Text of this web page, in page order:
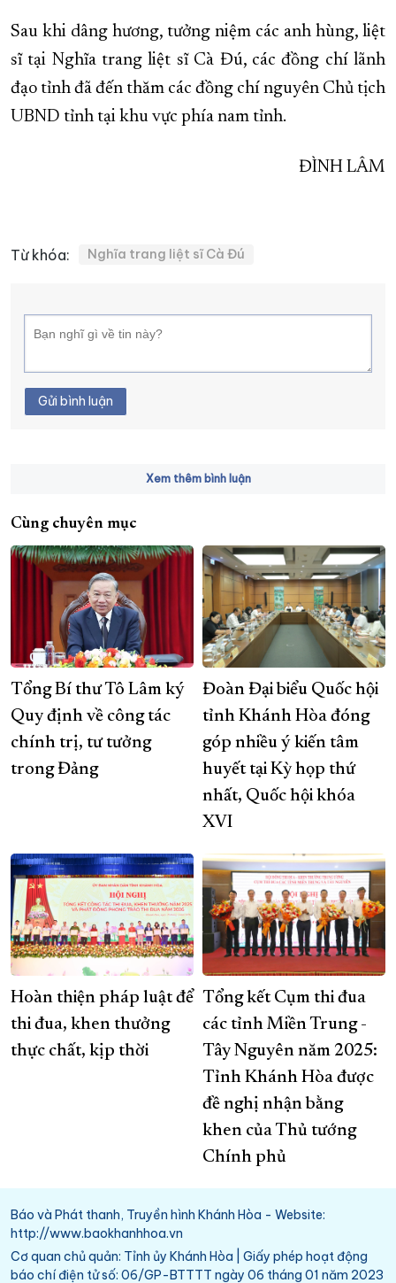
Sau khi dâng hương, tưởng niệm các anh hùng, liệt
sĩ tại Nghĩa trang liệt sĩ Cà Đú, các đồng chí lãnh
đạo tỉnh đã đến thăm các đồng chí nguyên Chủ tịch
UBND tỉnh tại khu vực phía nam tỉnh.
ĐÌNH LÂM
Từ khóa: Nghĩa trang liệt sĩ Cà Đú
Gửi bình luận
Xem thêm bình luận
Cùng chuyên mục
Tổng Bí thư Tô Lâm ký
Quy định về công tác
chính trị, tư tưởng
trong Đảng
Đoàn Đại biểu Quốc hội
tỉnh Khánh Hòa đóng
góp nhiều ý kiến tâm
huyết tại Kỳ họp thứ
nhất, Quốc hội khóa
XVI
Hoàn thiện pháp luật để
thi đua, khen thưởng
thực chất, kịp thời
Tổng kết Cụm thi đua
các tỉnh Miền Trung -
Tây Nguyên năm 2025:
Tỉnh Khánh Hòa được
đề nghị nhận bằng
khen của Thủ tướng
Chính phủ
Báo và Phát thanh, Truyền hình Khánh Hòa - Website:
http://www.baokhanhhoa.vn
Cơ quan chủ quản: Tỉnh ủy Khánh Hòa | Giấy phép hoạt động
báo chí điện tử số: 06/GP-BTTTT ngày 06 tháng 01 năm 2023